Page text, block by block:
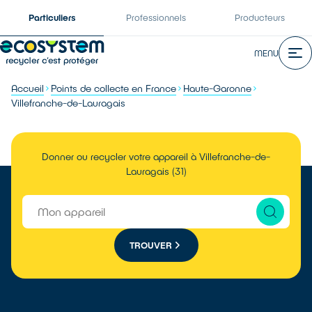
Particuliers Professionnels Producteurs
MENU
Accueil Points de collecte en France
Haute-Garonne
Villefranche-de-Lauragais
Donner ou recycler votre appareil à Villefranche-de-
Lauragais (31)
TROUVER